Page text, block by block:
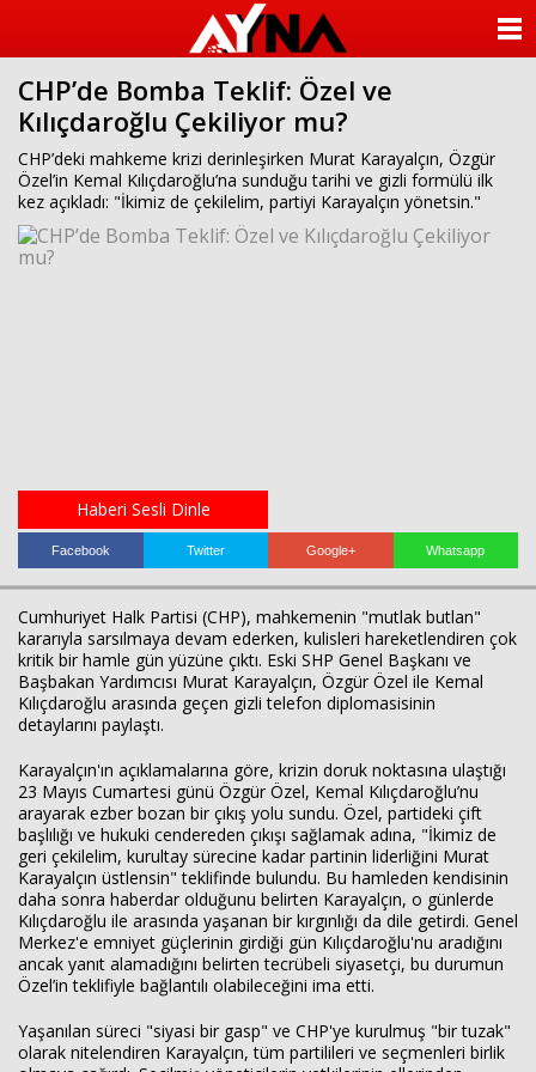
sohbet
cinsel
sohbet
sohbet
mobil
sohbet
islami
sohbetler
CHP’de Bomba Teklif: Özel ve
Kılıçdaroğlu Çekiliyor mu?
CHP’deki mahkeme krizi derinleşirken Murat Karayalçın, Özgür
Özel’in Kemal Kılıçdaroğlu’na sunduğu tarihi ve gizli formülü ilk
kez açıkladı: "İkimiz de çekilelim, partiyi Karayalçın yönetsin."
Haberi Sesli Dinle
Facebook Twitter Google+ Whatsapp
Cumhuriyet Halk Partisi (CHP), mahkemenin "mutlak butlan"
kararıyla sarsılmaya devam ederken, kulisleri hareketlendiren çok
kritik bir hamle gün yüzüne çıktı. Eski SHP Genel Başkanı ve
Başbakan Yardımcısı Murat Karayalçın, Özgür Özel ile Kemal
Kılıçdaroğlu arasında geçen gizli telefon diplomasisinin
detaylarını paylaştı.
Karayalçın'ın açıklamalarına göre, krizin doruk noktasına ulaştığı
23 Mayıs Cumartesi günü Özgür Özel, Kemal Kılıçdaroğlu’nu
arayarak ezber bozan bir çıkış yolu sundu. Özel, partideki çift
başlılığı ve hukuki cendereden çıkışı sağlamak adına, "İkimiz de
geri çekilelim, kurultay sürecine kadar partinin liderliğini Murat
Karayalçın üstlensin" teklifinde bulundu. Bu hamleden kendisinin
daha sonra haberdar olduğunu belirten Karayalçın, o günlerde
Kılıçdaroğlu ile arasında yaşanan bir kırgınlığı da dile getirdi. Genel
Merkez'e emniyet güçlerinin girdiği gün Kılıçdaroğlu'nu aradığını
ancak yanıt alamadığını belirten tecrübeli siyasetçi, bu durumun
Özel’in teklifiyle bağlantılı olabileceğini ima etti.
Yaşanılan süreci "siyasi bir gasp" ve CHP'ye kurulmuş "bir tuzak"
olarak nitelendiren Karayalçın, tüm partilileri ve seçmenleri birlik
KATEGORİLER
ANKETLER
Haberin Doğru Adresi.